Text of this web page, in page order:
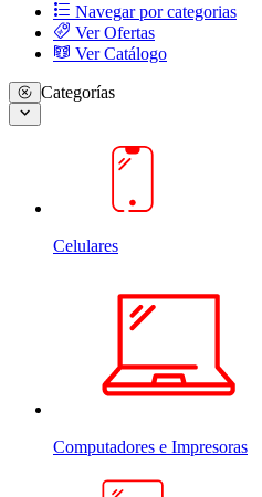
Navegar por categorias
Ver Ofertas
Ver Catálogo
Categorías
Celulares
Computadores e Impresoras